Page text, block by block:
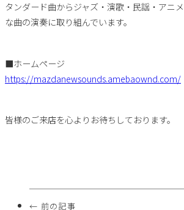
タンダード曲からジャズ・演歌・民謡・アニ
な曲の演奏に取り組んでいます。
■ホームページ
https://mazdanewsounds.amebaownd.com/
皆様のご来店を心よりお待ちしております。
← 前の記事